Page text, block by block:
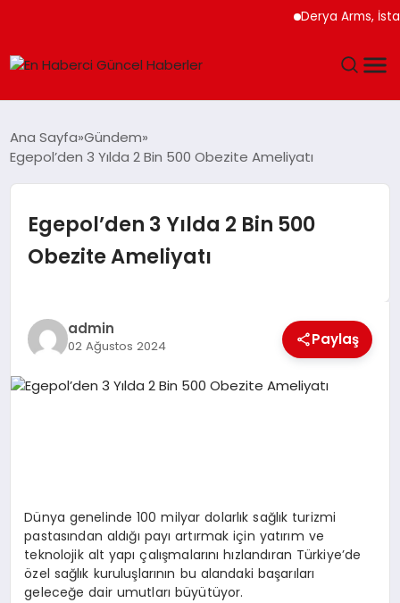
Derya Arms,
SPOR
SAĞLIK
TEKNOLOJI
DÜNYA
Ana Sayfa Gündem
Egepol’den 3 Yılda 2 Bin 500 Obezite Ameliyatı
Egepol’den 3 Yılda 2 Bin 500
Obezite Ameliyatı
admin
02 Ağustos 2024 Paylaş
Dünya genelinde 100 milyar dolarlık sağlık turizmi
pastasından aldığı payı artırmak için yatırım ve
teknolojik alt yapı çalışmalarını hızlandıran Türkiye’de
özel sağlık kuruluşlarının bu alandaki başarıları
geleceğe dair umutları büyütüyor.